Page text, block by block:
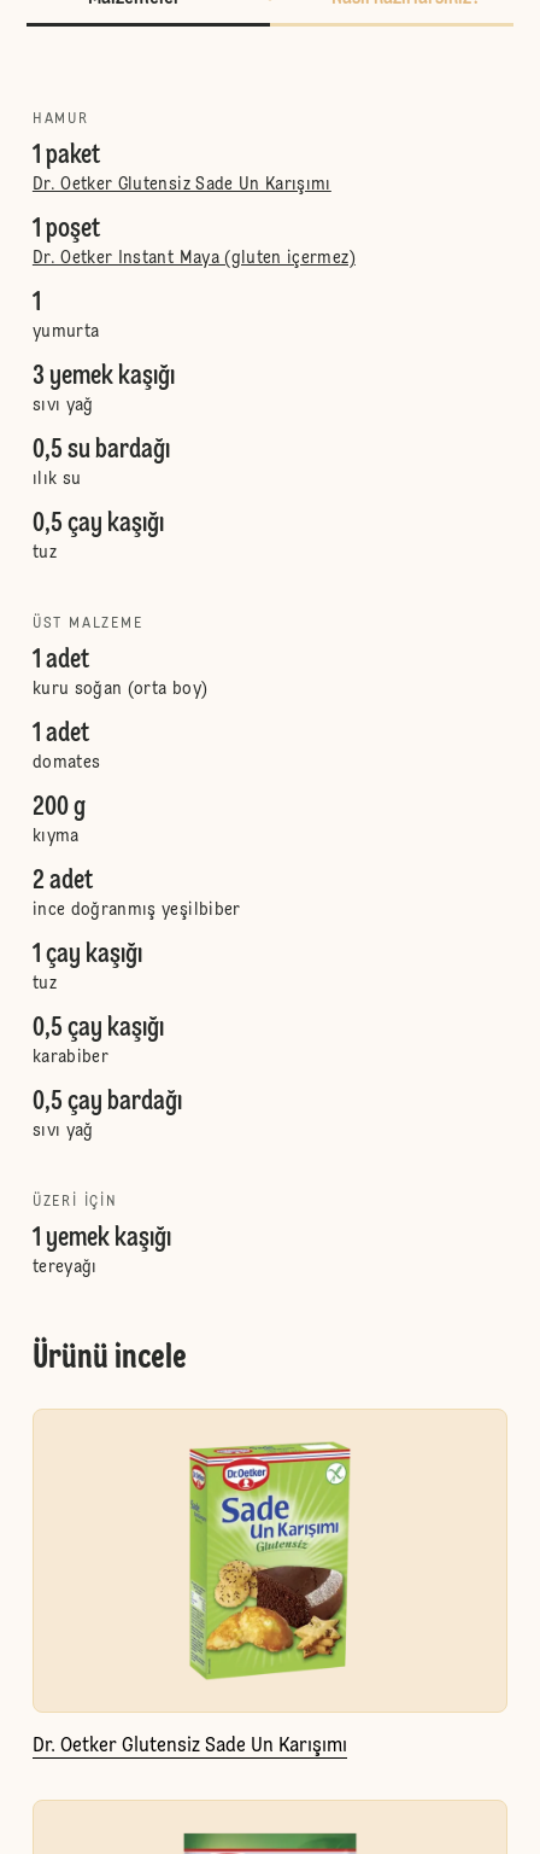
HAMUR
1 paket
Dr. Oetker Glutensiz Sade Un Karışımı
1 poşet
Dr. Oetker Instant Maya (gluten içermez)
1
yumurta
3 yemek kaşığı
sıvı yağ
0,5 su bardağı
ılık su
0,5 çay kaşığı
tuz
ÜST MALZEME
1 adet
kuru soğan (orta boy)
1 adet
domates
200 g
kıyma
2 adet
ince doğranmış yeşilbiber
1 çay kaşığı
tuz
0,5 çay kaşığı
karabiber
0,5 çay bardağı
sıvı yağ
ÜZERI IÇIN
1 yemek kaşığı
tereyağı
Ürünü incele
Dr. Oetker Glutensiz Sade Un Karışımı